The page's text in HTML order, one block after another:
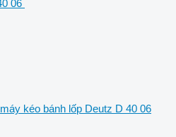
máy kéo bánh lốp Deutz D 40 06